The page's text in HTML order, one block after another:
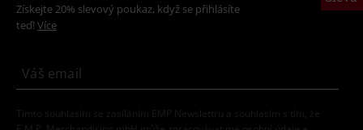
Získejte 20% slevový poukaz, když se přihlásíte
teď! Více
Tímto souhlasím se zasíláním EMP Newslettru a souhlasím s tím, že